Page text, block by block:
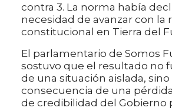
contra 3. La norma había
necesidad de avanzar con la
constitucional en Tierra del
El parlamentario de Somos
sostuvo que el resultado no
de una situación aislada, sino
consecuencia de una
de credibilidad del Gobierno